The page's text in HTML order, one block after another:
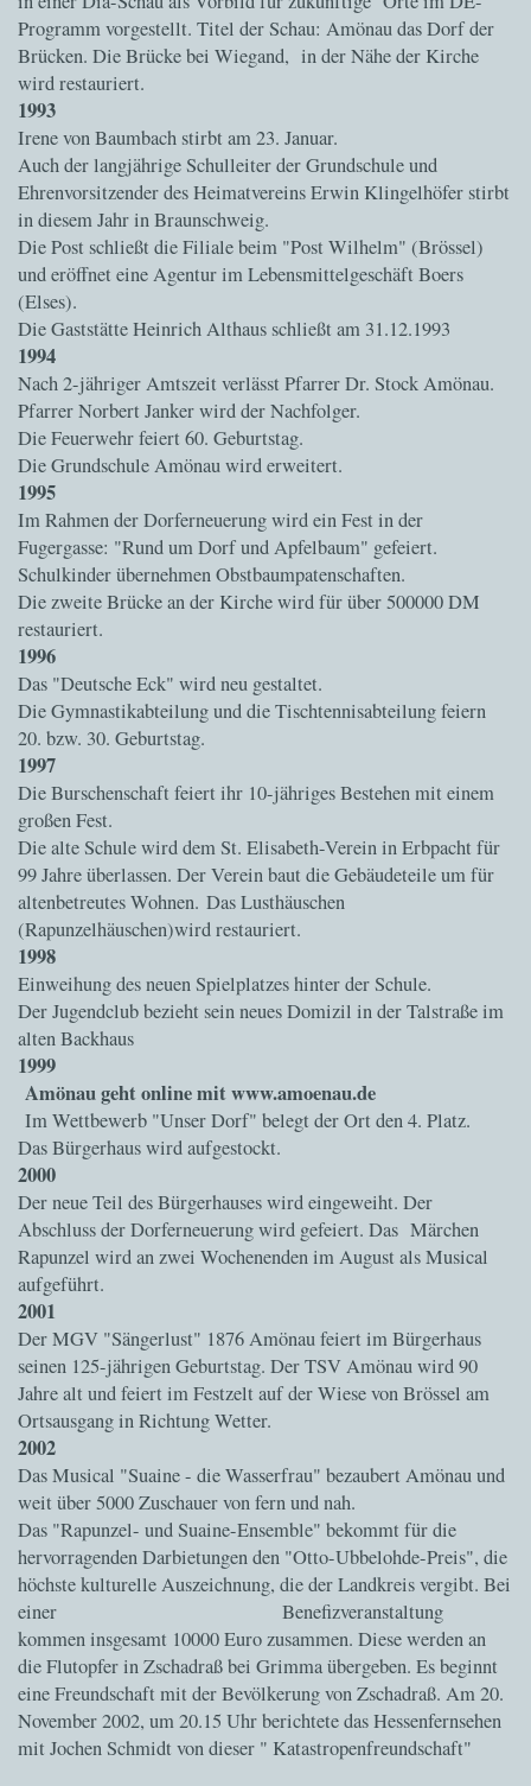
Programm vorgestellt. Titel der Schau: Amönau das Dorf der
Brücken. Die Brücke bei Wiegand, in der Nähe der Kirche
wird restauriert.
1993
Irene von Baumbach stirbt am 23. Januar.
Auch der langjährige Schulleiter der Grundschule und
Ehrenvorsitzender des Heimatvereins Erwin Klingelhöfer stirbt
in diesem Jahr in Braunschweig.
Die Post schließt die Filiale beim "Post Wilhelm" (Brössel)
und eröffnet eine Agentur im Lebensmittelgeschäft Boers
(Elses).
Die Gaststätte Heinrich Althaus schließt am 31.12.1993
1994
Nach 2-jähriger Amtszeit verlässt Pfarrer Dr. Stock Amönau.
Pfarrer Norbert Janker wird der Nachfolger.
Die Feuerwehr feiert 60. Geburtstag.
Die Grundschule Amönau wird erweitert.
1995
Im Rahmen der Dorferneuerung wird ein Fest in der
Fugergasse: "Rund um Dorf und Apfelbaum" gefeiert.
Schulkinder übernehmen Obstbaumpatenschaften.
Die zweite Brücke an der Kirche wird für über 500000 DM
restauriert.
1996
Das "Deutsche Eck" wird neu gestaltet.
Die Gymnastikabteilung und die Tischtennisabteilung feiern
20. bzw. 30. Geburtstag.
1997
Die Burschenschaft feiert ihr 10-jähriges Bestehen mit einem
großen Fest.
Die alte Schule wird dem St. Elisabeth-Verein in Erbpacht für
99 Jahre überlassen. Der Verein baut die Gebäudeteile um für
altenbetreutes Wohnen. Das Lusthäuschen
(Rapunzelhäuschen)wird restauriert.
1998
Einweihung des neuen Spielplatzes hinter der Schule.
Der Jugendclub bezieht sein neues Domizil in der Talstraße im
alten Backhaus
1999
Amönau geht online mit www.amoenau.de
Im Wettbewerb "Unser Dorf" belegt der Ort den 4. Platz.
Das Bürgerhaus wird aufgestockt.
2000
Der neue Teil des Bürgerhauses wird eingeweiht. Der
Abschluss der Dorferneuerung wird gefeiert. Das Märchen
Rapunzel wird an zwei Wochenenden im August als Musical
aufgeführt.
2001
Der MGV "Sängerlust" 1876 Amönau feiert im Bürgerhaus
seinen 125-jährigen Geburtstag. Der TSV Amönau wird 90
Jahre alt und feiert im Festzelt auf der Wiese von Brössel am
Ortsausgang in Richtung Wetter.
2002
Das Musical "Suaine - die Wasserfrau" bezaubert Amönau und
weit über 5000 Zuschauer von fern und nah.
Das "Rapunzel- und Suaine-Ensemble" bekommt für die
hervorragenden Darbietungen den "Otto-Ubbelohde-Preis", die
höchste kulturelle Auszeichnung, die der Landkreis vergibt. Bei
einer Benefizveranstaltung
kommen insgesamt 10000 Euro zusammen. Diese werden an
die Flutopfer in Zschadraß bei Grimma übergeben. Es beginnt
eine Freundschaft mit der Bevölkerung von Zschadraß. Am 20.
November 2002, um 20.15 Uhr berichtete das Hessenfernsehen
mit Jochen Schmidt von dieser " Katastropenfreundschaft"